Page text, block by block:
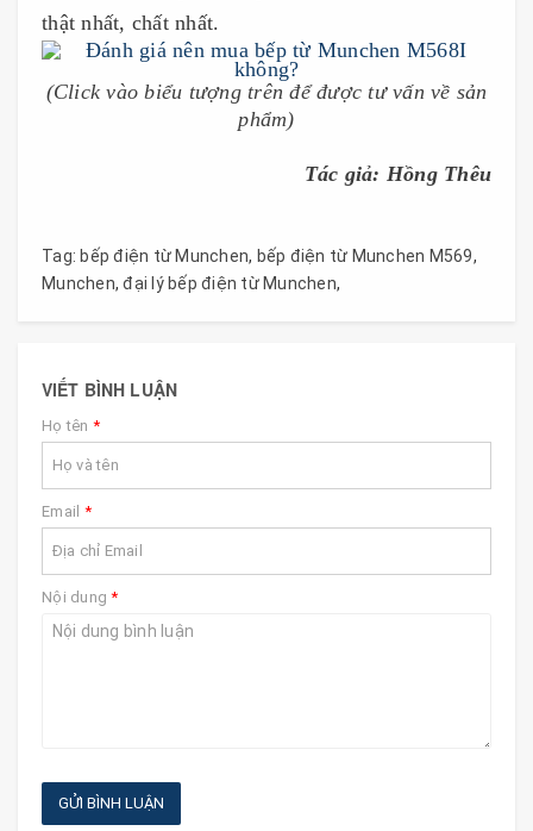
thật nhất, chất nhất.
(Click vào biểu tượng trên để được tư vấn về sản
phẩm)
Tác giả: Hồng Thêu
Tag: bếp điện từ Munchen, bếp điện từ Munchen M569,
Munchen,đại lý bếp điện từ Munchen,
VIẾT BÌNH LUẬN
Họ tên *
Email *
Nội dung*
GỬI BÌNH LUẬN